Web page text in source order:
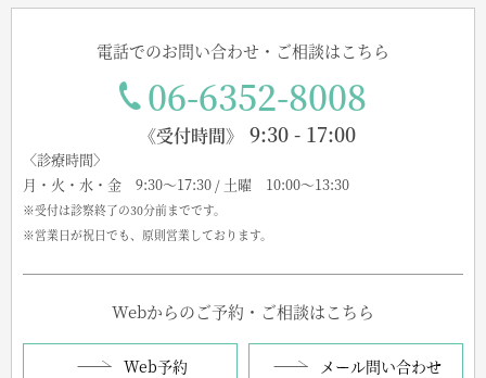
電話でのお問い合わせ・ご相談はこちら
06-6352-8008
《受付時間》 9:30 - 17:00
〈診療時間〉
月・火・水・金 9:30～17:30 / 土曜 10:00～13:30
※受付は診察終了の30分前までです。
※営業日が祝日でも、原則営業しております。
Webからのご予約・ご相談はこちら
Web予約 メール問い合わせ